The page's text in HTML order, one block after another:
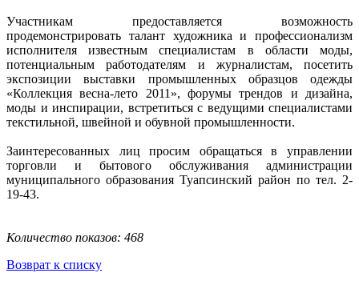
Участникам предоставляется возможность
продемонстрировать талант художника и профессионализм
исполнителя известным специалистам в области моды,
потенциальным работодателям и журналистам, посетить
экспозиции выставки промышленных образцов одежды
«Коллекция весна-лето 2011», форумы трендов и дизайна,
моды и инспирации, встретиться с ведущими специалистами
текстильной, швейной и обувной промышленности.
Заинтересованных лиц просим обращаться в управлении
торговли и бытового обслуживания администрации
муниципального образования Туапсинский район по тел. 2-
19-43.
Количество показов: 468
Возврат к списку